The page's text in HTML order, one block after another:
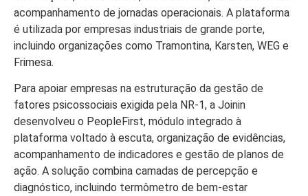
acompanhamento de jornadas operacionais. A plataforma
é utilizada por empresas industriais de grande porte,
incluindo organizações como Tramontina, Karsten, WEG e
Frimesa.
Para apoiar empresas na estruturação da gestão de
fatores psicossociais exigida pela NR-1, a Joinin
desenvolveu o PeopleFirst, módulo integrado à
plataforma voltado à escuta, organização de evidências,
acompanhamento de indicadores e gestão de planos de
ação. A solução combina camadas de percepção e
diagnóstico, incluindo termômetro de bem-estar